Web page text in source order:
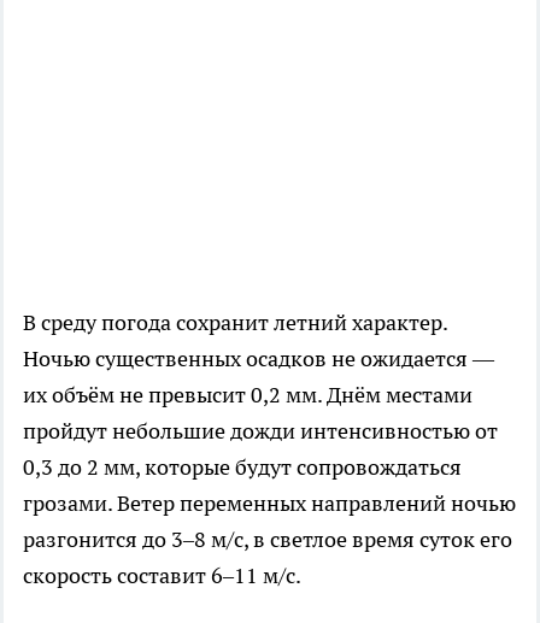
В среду погода сохранит летний характер.
Ночью существенных осадков не ожидается —
их объём не превысит 0,2 мм. Днём местами
пройдут небольшие дожди интенсивностью от
0,3 до 2 мм, которые будут сопровождаться
грозами. Ветер переменных направлений ночью
разгонится до 3–8 м/с, в светлое время суток его
скорость составит 6–11 м/с.